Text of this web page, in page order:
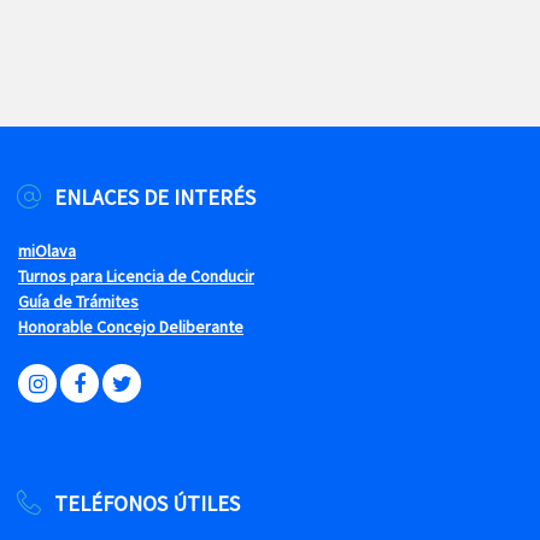
ENLACES DE INTERÉS
miOlava
Turnos para Licencia de Conducir
Guía de Trámites
Honorable Concejo Deliberante
TELÉFONOS ÚTILES